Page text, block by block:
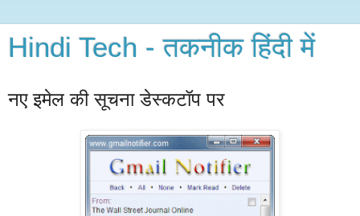
Hindi Tech - तकनीक हिंदी में
नए इमेल की सूचना डेस्कटॉप पर